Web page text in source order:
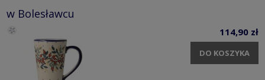
w Bolesławcu
114,90 zł
DO KOSZYKA